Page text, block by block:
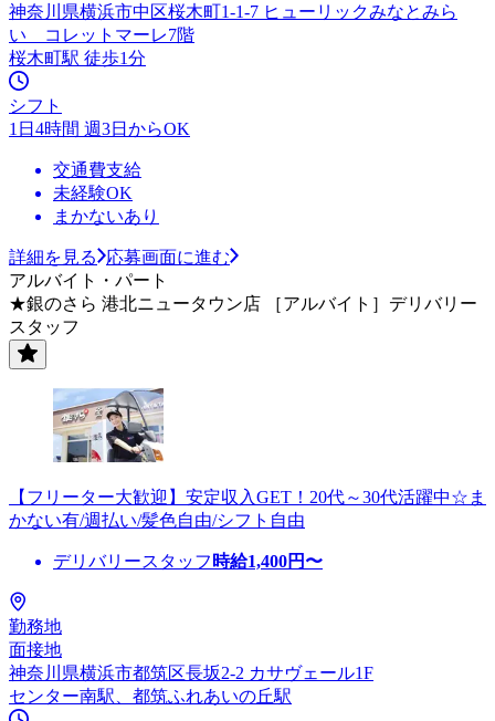
神奈川県横浜市中区桜木町1-1-7 ヒューリックみなとみら
い コレットマーレ7階
桜木町駅 徒歩1分
シフト
1日4時間 週3日からOK
交通費支給
未経験OK
まかないあり
詳細を見る
応募画面に進む
アルバイト・パート
★銀のさら 港北ニュータウン店 ［アルバイト］デリバリー
スタッフ
【フリーター大歓迎】安定収入GET！20代～30代活躍中☆ま
かない有/週払い/髪色自由/シフト自由
デリバリースタッフ 時給1,400円〜
勤務地
面接地
神奈川県横浜市都筑区長坂2-2 カサヴェール1F
センター南駅、都筑ふれあいの丘駅